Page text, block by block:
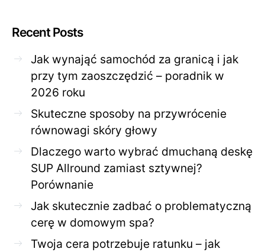
Recent Posts
Jak wynająć samochód za granicą i jak
przy tym zaoszczędzić – poradnik w
2026 roku
Skuteczne sposoby na przywrócenie
równowagi skóry głowy
Dlaczego warto wybrać dmuchaną deskę
SUP Allround zamiast sztywnej?
Porównanie
Jak skutecznie zadbać o problematyczną
cerę w domowym spa?
Twoja cera potrzebuje ratunku – jak